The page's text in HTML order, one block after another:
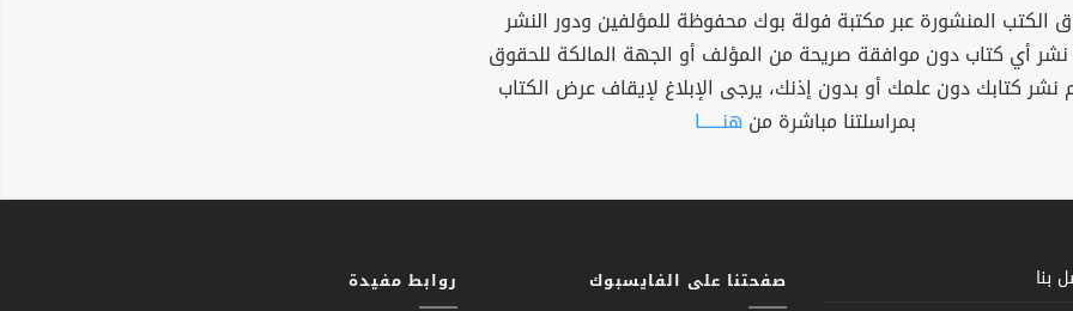
الكتب المنشورة عبر مكتبة فولة بوك محفوظة للمؤلفين ودور النشر
نشر أي كتاب دون موافقة صريحة من المؤلف أو الجهة المالكة للحقوق
نشر كتابك دون علمك أو بدون إذنك، يرجى الإبلاغ لإيقاف عرض الكتاب
بمراسلتنا مباشرة من هنــــــا
بنا
صفحتنا على الفايسبوك روابط مفيدة